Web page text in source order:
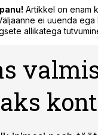
Artikkel on enam
ei uuenda
allikatega